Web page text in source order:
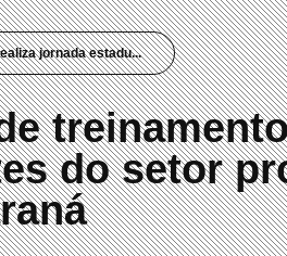
jornada estadu...
do setor